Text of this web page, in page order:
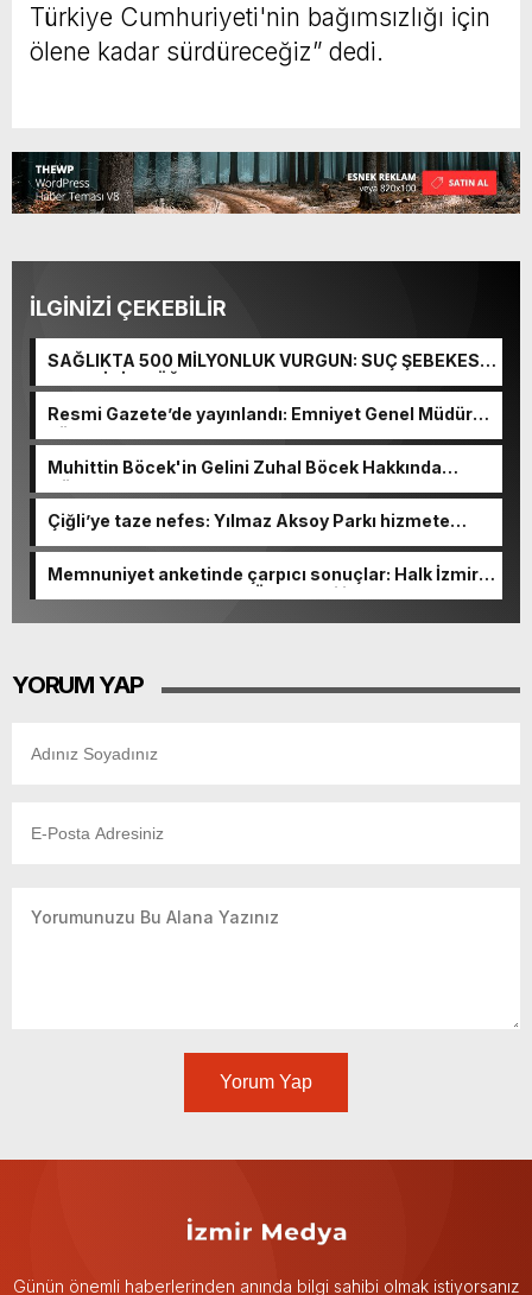
Türkiye Cumhuriyeti'nin bağımsızlığı için
ölene kadar sürdüreceğiz” dedi.
İLGİNİZİ ÇEKEBİLİR
SAĞLIKTA 500 MİLYONLUK VURGUN: SUÇ ŞEBEKESİ
KAÇIŞ İÇİN DÜĞMEYE BASTI!
Resmi Gazete’de yayınlandı: Emniyet Genel Müdürü
görevden alındı!
Muhittin Böcek'in Gelini Zuhal Böcek Hakkında
Gözaltı Kararı!
Çiğli’ye taze nefes: Yılmaz Aksoy Parkı hizmete
Memnuniyet anketinde çarpıcı sonuçlar: Halk İzmirli
başkanlardan memnun, Ömer Eşki ilk sırada
YORUM YAP
Yorum Yap
Günün önemli haberlerinden anında bilgi sahibi olmak istiyorsanız